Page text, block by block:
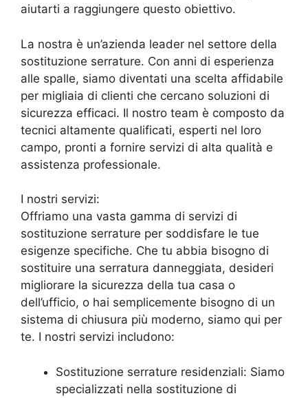
aiutarti a raggiungere questo obiettivo.
La nostra è un’azienda leader nel settore della
sostituzione serrature. Con anni di esperienza
alle spalle, siamo diventati una scelta affidabile
per migliaia di clienti che cercano soluzioni di
sicurezza efficaci. Il nostro team è composto da
tecnici altamente qualificati, esperti nel loro
campo, pronti a fornire servizi di alta qualità e
assistenza professionale.
I nostri servizi:
Offriamo una vasta gamma di servizi di
sostituzione serrature per soddisfare le tue
esigenze specifiche. Che tu abbia bisogno di
sostituire una serratura danneggiata, desideri
migliorare la sicurezza della tua casa o
dell’ufficio, o hai semplicemente bisogno di un
sistema di chiusura più moderno, siamo qui per
te. I nostri servizi includono:
Sostituzione serrature residenziali: Siamo
specializzati nella sostituzione di